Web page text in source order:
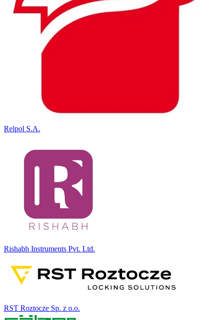
Relpol S.A.
Rishabh Instruments Pvt. Ltd.
RST Roztocze Sp. z o.o.